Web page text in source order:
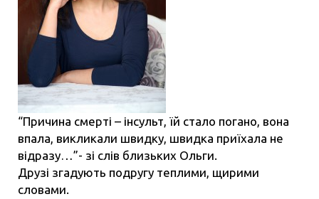
“Причина смерті – інсульт, їй стало погано, вона
впала, викликали швидку, швидка приїхала не
відразу…”- зі слів близьких Ольги.
Друзі згадують подругу теплими, щирими
словами.